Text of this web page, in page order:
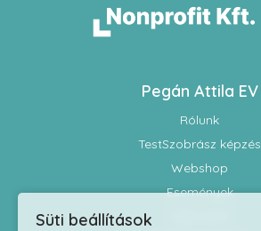
Pegán Attila EV
Rólunk
TestSzobrász képzés
Webshop
Események
Süti beállítások